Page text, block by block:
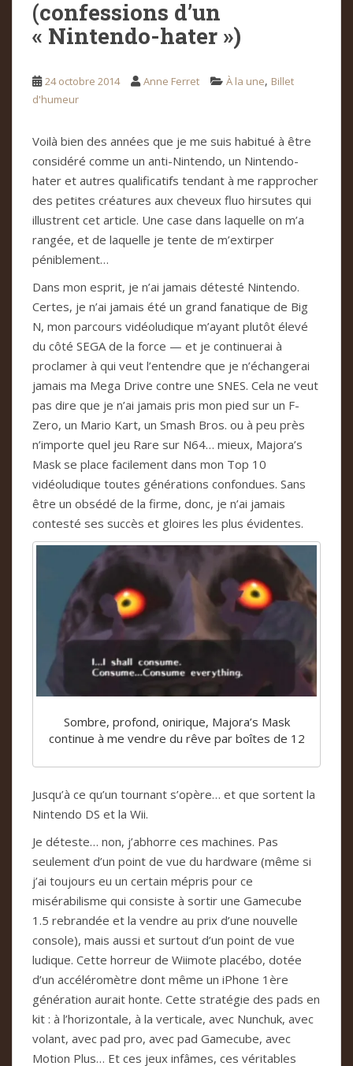
(confessions d’un
« Nintendo-hater »)
24 octobre 2014 Anne Ferret À la une, Billet
d'humeur
Voilà bien des années que je me suis habitué à être
considéré comme un anti-Nintendo, un Nintendo-
hater et autres qualificatifs tendant à me rapprocher
des petites créatures aux cheveux fluo hirsutes qui
illustrent cet article. Une case dans laquelle on m’a
rangée, et de laquelle je tente de m’extirper
péniblement…
Dans mon esprit, je n’ai jamais détesté Nintendo.
Certes, je n’ai jamais été un grand fanatique de Big
N, mon parcours vidéoludique m’ayant plutôt élevé
du côté SEGA de la force — et je continuerai à
proclamer à qui veut l’entendre que je n’échangerai
jamais ma Mega Drive contre une SNES. Cela ne veut
pas dire que je n’ai jamais pris mon pied sur un F-
Zero, un Mario Kart, un Smash Bros. ou à peu près
n’importe quel jeu Rare sur N64… mieux, Majora’s
Mask se place facilement dans mon Top 10
vidéoludique toutes générations confondues. Sans
être un obsédé de la firme, donc, je n’ai jamais
contesté ses succès et gloires les plus évidentes.
Sombre, profond, onirique, Majora’s Mask
continue à me vendre du rêve par boîtes de 12
Jusqu’à ce qu’un tournant s’opère… et que sortent la
Nintendo DS et la Wii.
Je déteste… non, j’abhorre ces machines. Pas
seulement d’un point de vue du hardware (même si
j’ai toujours eu un certain mépris pour ce
misérabilisme qui consiste à sortir une Gamecube
1.5 rebrandée et la vendre au prix d’une nouvelle
console), mais aussi et surtout d’un point de vue
ludique. Cette horreur de Wiimote placébo, dotée
d’un accéléromètre dont même un iPhone 1ère
génération aurait honte. Cette stratégie des pads en
kit : à l’horizontale, à la verticale, avec Nunchuk, avec
volant, avec pad pro, avec pad Gamecube, avec
Motion Plus… Et ces jeux infâmes, ces véritables